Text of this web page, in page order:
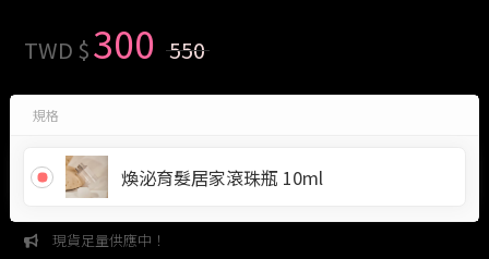
TWD $300 550
規格
煥泌育髮居家滾珠瓶 10ml
現貨足量供應中！